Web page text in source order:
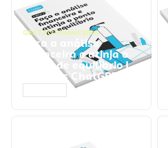
GESTÃO FINANCEIRA
Faça a análise
financeira e atinja o
ponto de equilíbrio |
Prompts ChatGPT